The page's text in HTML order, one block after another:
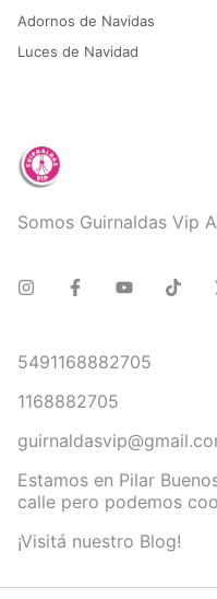
Adornos de Navidas
Luces de Navidad
Somos Guirnaldas Vip
5491168882705
1168882705
Estamos en Pilar
calle pero podemos
¡Visitá nuestro Blog!